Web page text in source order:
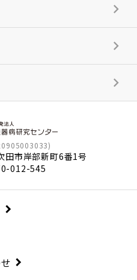
田市岸部新町6番1号
012-545